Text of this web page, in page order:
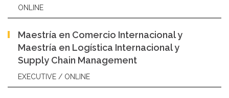
ONLINE
Maestría en Comercio Internacional y
Maestría en Logística Internacional y
Supply Chain Management
EXECUTIVE / ONLINE